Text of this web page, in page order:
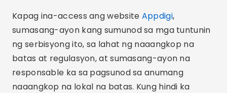
Kapag ina-access ang website Appdigi,
sumasang-ayon kang sumunod sa mga tuntunin
ng serbisyong ito, sa lahat ng naaangkop na
batas at regulasyon, at sumasang-ayon na
responsable ka sa pagsunod sa anumang
naaangkop na lokal na batas. Kung hindi ka